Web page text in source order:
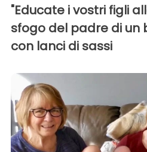
"Educate i vostri figli
sfogo del padre di un
con lanci di sassi